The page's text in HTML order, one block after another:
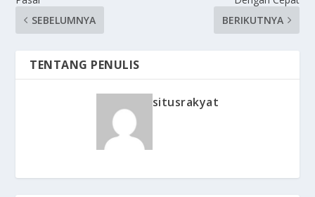
SEBELUMNYA
BERIKUTNYA
TENTANG PENULIS
situsrakyat